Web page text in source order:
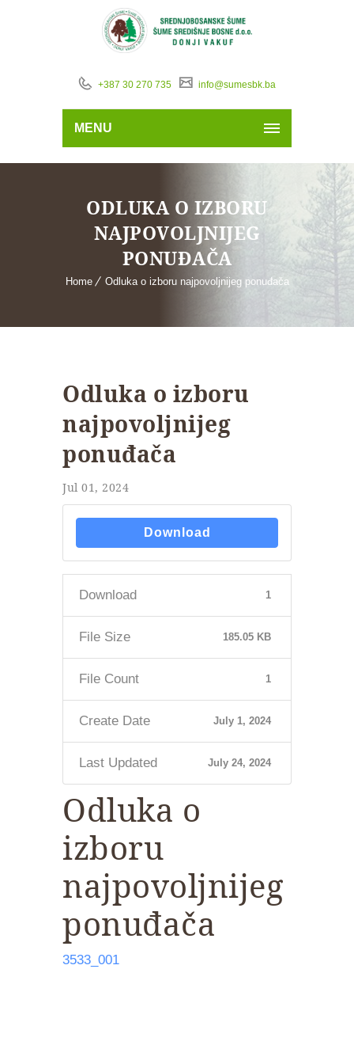
+387 30 270 735 info@sumesbk.ba
MENU
ODLUKA O IZBORU
NAJPOVOLJNIJEG
PONUĐAČA
Home Odluka o izboru najpovoljnijeg ponuđača
Odluka o izboru
najpovoljnijeg
ponuđača
Jul 01, 2024
Download
Download 1
File Size 185.05 KB
File Count 1
Create Date July 1, 2024
Last Updated July 24, 2024
Odluka o
izboru
najpovoljnijeg
ponuđača
3533_001